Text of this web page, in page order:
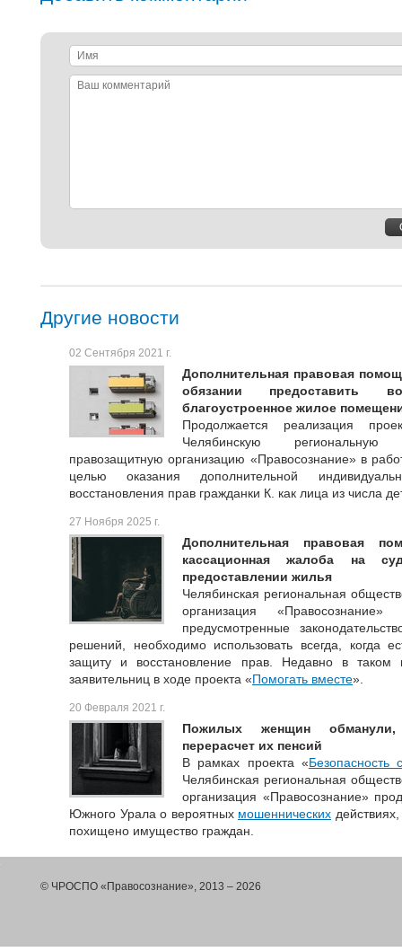
Имя
Ваш
Другие новости
02 Сентября 2021 г.
Дополнительная правовая
обязании предоставить
благоустроенное жилое
Продолжается реализация
Челябинскую
правозащитную организацию «Правосознание» в
целью оказания дополнительной
восстановления прав гражданки К. как лица из числа
27 Ноября 2025 г.
Дополнительная правовая
кассационная жалоба на
предоставлении жилья
Челябинская региональная
организация
предусмотренные
решений, необходимо использовать всегда, когда
защиту и восстановление прав. Недавно в
заявительниц в ходе проекта «Помогать вместе».
20 Февраля 2021 г.
Пожилых женщин
перерасчет их пенсий
В рамках проекта «
Челябинская региональная
организация «Правосознание»
Южного Урала о вероятных мошеннических
похищено имущество граждан.
© ЧРОСПО «Правосознание», 2013 – 2026